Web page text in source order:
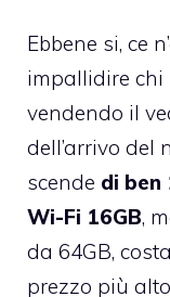
Ebbene si, ce
impallidire chi
vendendo il
dell’arrivo del
scende di ben
Wi-Fi 16GB,
da 64GB,
prezzo più